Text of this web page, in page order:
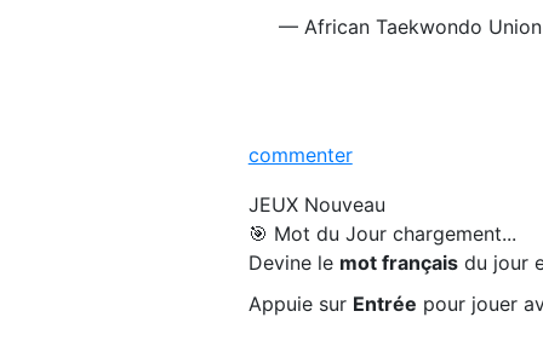
— African Taekwondo Union
commenter
JEUX Nouveau
🎯 Mot du Jour chargement...
Devine le mot françaisdu jour
Appuie sur Entrée pour jouer